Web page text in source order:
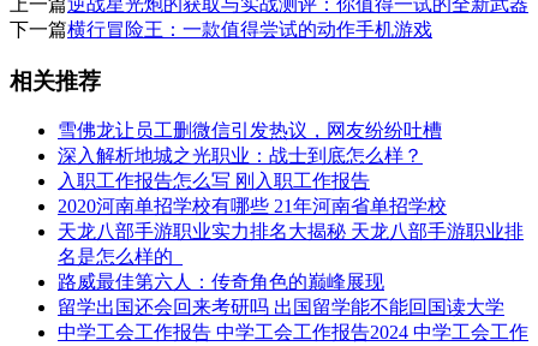
下一篇横行冒险王：一款值得尝试的动作手机游戏
相关推荐
雪佛龙让员工删微信引发热议，网友纷纷吐槽
深入解析地城之光职业：战士到底怎么样？
入职工作报告怎么写 刚入职工作报告
2020河南单招学校有哪些 21年河南省单招学校
天龙八部手游职业实力排名大揭秘 天龙八部手游职业排
名是怎么样的_
路威最佳第六人：传奇角色的巅峰展现
留学出国还会回来考研吗 出国留学能不能回国读大学
中学工会工作报告 中学工会工作报告2024 中学工会工作